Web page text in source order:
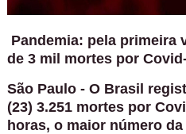
Pandemia: pela primeira
de 3 mil mortes por
São Paulo - O Brasil
(23) 3.251 mortes por
horas, o maior número